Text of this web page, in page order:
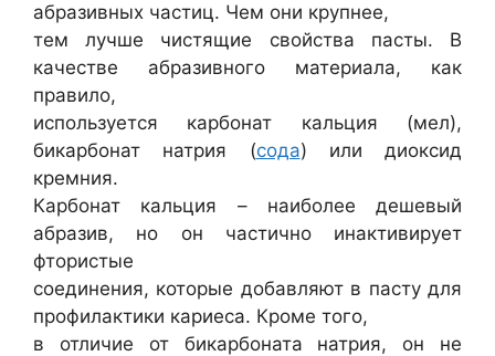
абразивных частиц. Чем они крупнее,
тем лучше чистящие свойства пасты. В
качестве абразивного материала, как
правило,
используется карбонат кальция (мел),
бикарбонат натрия (сода) или диоксид
кремния.
Карбонат кальция – наиболее дешевый
абразив, но он частично инактивирует
фтористые
соединения, которые добавляют в пасту для
профилактики кариеса. Кроме того,
в отличие от бикарбоната натрия, он не